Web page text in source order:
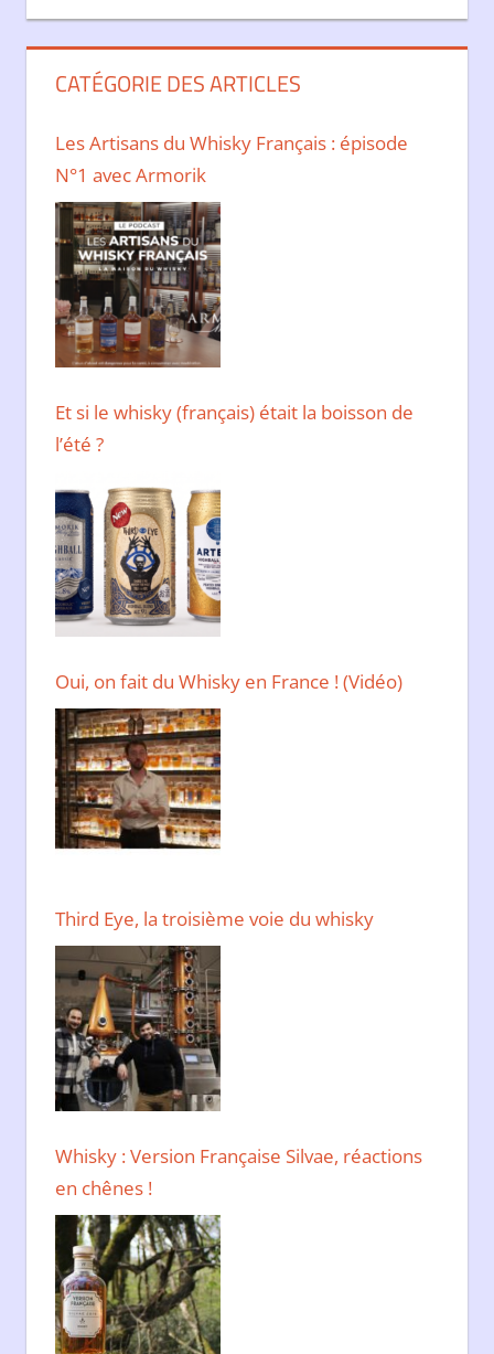
CATÉGORIE DES ARTICLES
Les Artisans du Whisky Français : épisode
N°1 avec Armorik
Et si le whisky (français) était la boisson de
l’été ?
Oui, on fait du Whisky en France ! (Vidéo)
Third Eye, la troisième voie du whisky
Whisky : Version Française Silvae, réactions
en chênes !